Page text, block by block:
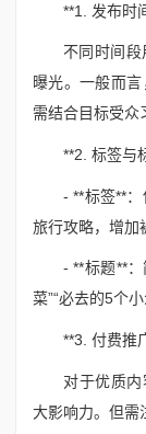
**1. 发布时
不同时间段
曝光。一般而
需结合目标受众
**2. 标签与
- **标签**
旅行攻略，增加
- **标题**
菜”“必去的5个小
**3. 付费推
对于优质
大影响力。但需